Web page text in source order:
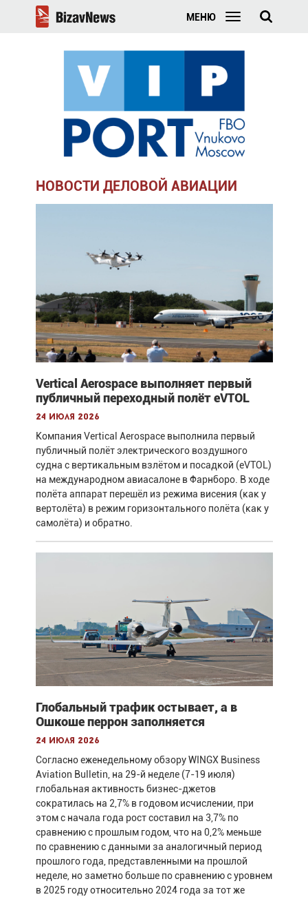
МЕНЮ
НОВОСТИ ДЕЛОВОЙ АВИАЦИИ
Vertical Aerospace выполняет первый
публичный переходный полёт eVTOL
24 июля 2026
Компания Vertical Aerospace выполнила первый
публичный полёт электрического воздушного
судна с вертикальным взлётом и посадкой (eVTOL)
на международном авиасалоне в Фарнборо. В ходе
полёта аппарат перешёл из режима висения (как у
вертолёта) в режим горизонтального полёта (как у
самолёта) и обратно.
Глобальный трафик остывает, а в
Ошкоше перрон заполняется
24 июля 2026
Согласно еженедельному обзору WINGX Business
Aviation Bulletin, на 29-й неделе (7-19 июля)
глобальная активность бизнес-джетов
сократилась на 2,7% в годовом исчислении, при
этом с начала года рост составил на 3,7% по
сравнению с прошлым годом, что на 0,2% меньше
по сравнению с данными за аналогичный период
прошлого года, представленными на прошлой
неделе, но заметно больше по сравнению с уровнем
в 2025 году относительно 2024 года за тот же